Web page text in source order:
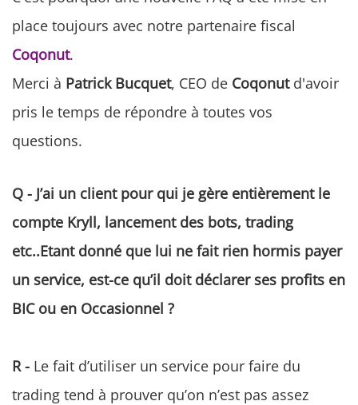
place toujours avec notre partenaire fiscal
Coqonut.
Merci à Patrick Bucquet, CEO de Coqonutd'avoir
pris le temps de répondre à toutes vos
questions.
Q - J’ai un client pour qui je gère entièrement le
compte Kryll, lancement des bots, trading
etc..Etant donné que lui ne fait rien hormis payer
un service, est-ce qu’il doit déclarer ses profits en
BIC ou en Occasionnel ?
R - Le fait d’utiliser un service pour faire du
trading tend à prouver qu’on n’est pas assez